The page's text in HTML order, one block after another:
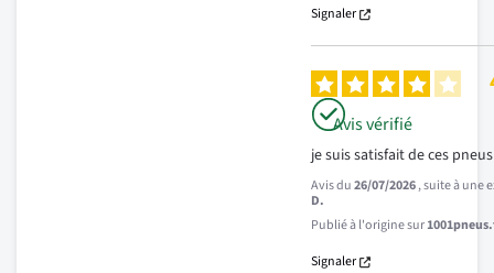
Signaler
Avis vérifié
je suis satisfait de ces
Avis du26/07/2026, suite à une
D.
Publié à l'origine sur
Signaler